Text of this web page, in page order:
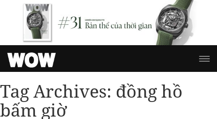
Tag Archives: đồng hồ
bấm giờ